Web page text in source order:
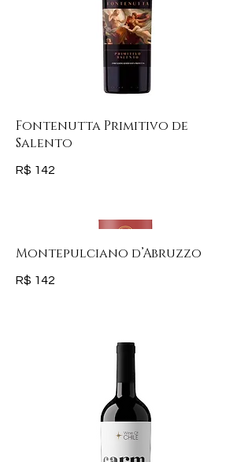
Fontenutta Primitivo de
Salento
R$ 142
Montepulciano d’Abruzzo
R$ 142